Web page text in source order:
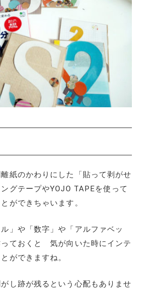
紙のかわりにした「貼って剥がせ
グテープやYOJO TAPEを使って
ができちゃいます。
」や「数字」や「アルファベッ
っておくと 気が向いた時にインテ
ができますね。
し跡が残るという心配もありませ